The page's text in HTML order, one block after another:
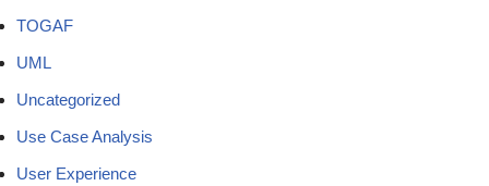
TOGAF
UML
Uncategorized
Use Case Analysis
User Experience